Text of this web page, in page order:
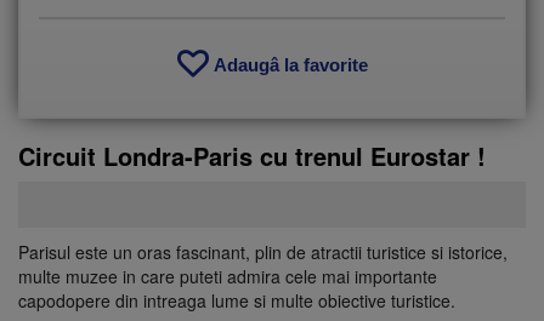
Adaugâ la favorite
Circuit Londra-Paris cu trenul Eurostar !
Parisul este un oras fascinant, plin de atractii turistice si istorice,
multe muzee in care puteti admira cele mai importante
capodopere din intreaga lume si multe obiective turistice.